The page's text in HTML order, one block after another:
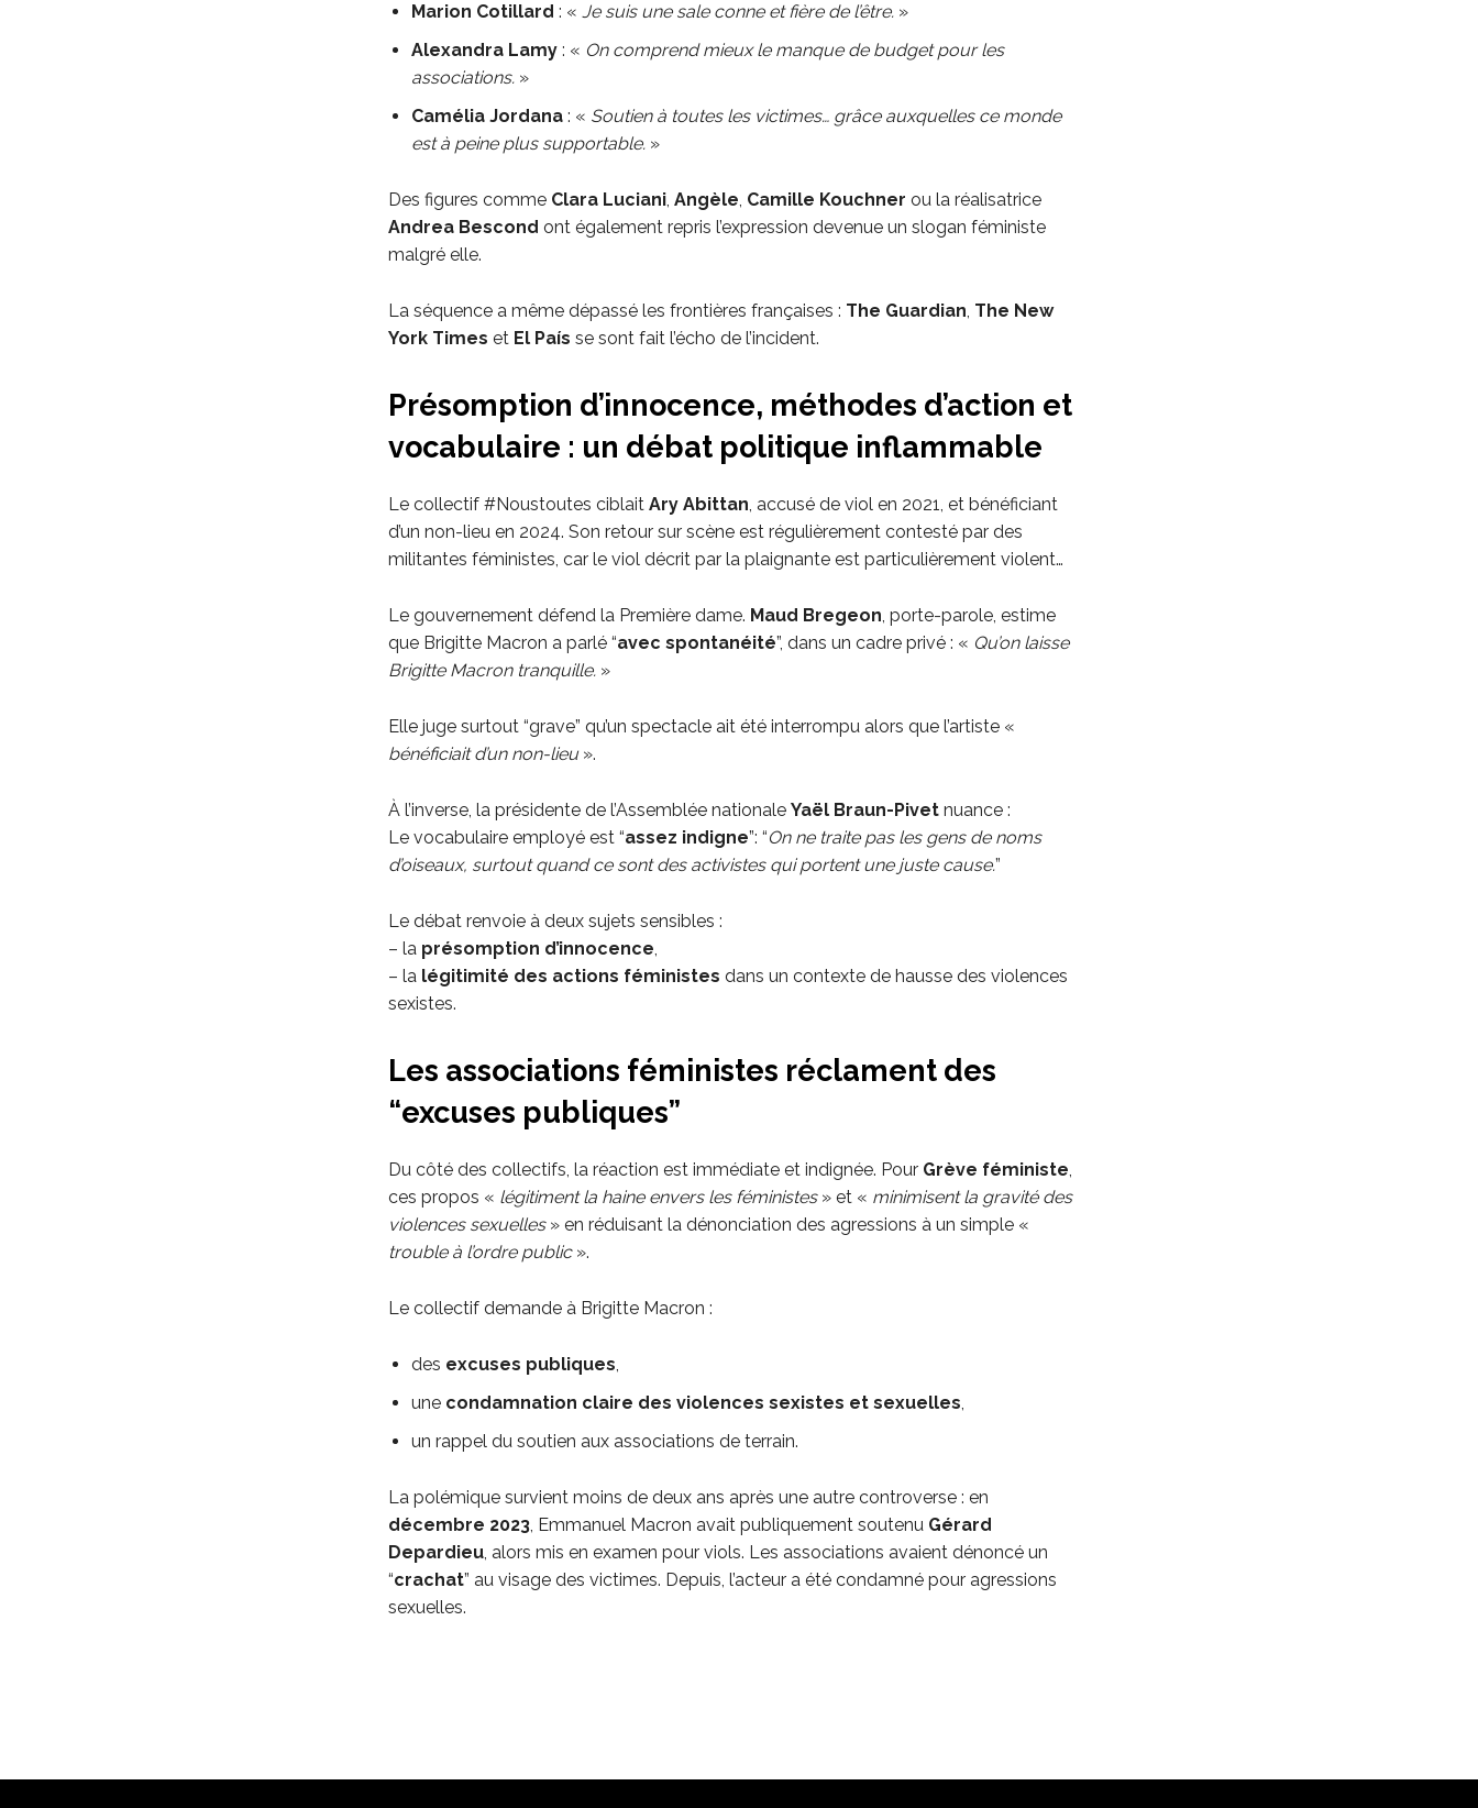
Marion Cotillard : « Je suis une sale conne et fière de l’être.»
Alexandra Lamy: « On comprend mieux le manque de budget pour les
associations.»
Camélia Jordana: « Soutien à toutes les victimes… grâce auxquelles ce monde
est à peine plus supportable.»
Des figures comme Clara Luciani, Angèle, Camille Kouchner ou la réalisatrice
Andrea Bescond ont également repris l’expression devenue un slogan féministe
malgré elle.
La séquence a même dépassé les frontières françaises : The Guardian, The New
York Times et El País se sont fait l’écho de l’incident.
Présomption d’innocence, méthodes d’action et
vocabulaire : un débat politique inflammable
Le collectif #Noustoutes ciblait Ary Abittan, accusé de viol en 2021, et bénéficiant
d’un non-lieu en 2024. Son retour sur scène est régulièrement contesté par des
militantes féministes, car le viol décrit par la plaignante est particulièrement violent…
Le gouvernement défend la Première dame. Maud Bregeon, porte-parole, estime
que Brigitte Macron a parlé “avec spontanéité”, dans un cadre privé : « Qu’on laisse
Brigitte Macron tranquille.»
Elle juge surtout “grave” qu’un spectacle ait été interrompu alors que l’artiste «
bénéficiait d’un non-lieu».
À l’inverse, la présidente de l’Assemblée nationale Yaël Braun-Pivetnuance :
Le vocabulaire employé est “assez indigne”: “On ne traite pas les gens de noms
d’oiseaux, surtout quand ce sont des activistes qui portent une juste cause.”
Le débat renvoie à deux sujets sensibles :
– la présomption d’innocence,
– la légitimité des actions féministes dans un contexte de hausse des violences
sexistes.
Les associations féministes réclament des
“excuses publiques”
Du côté des collectifs, la réaction est immédiate et indignée. Pour Grève féministe,
ces propos « légitiment la haine envers les féministes» et « minimisent la gravité des
violences sexuelles» en réduisant la dénonciation des agressions à un simple «
trouble à l’ordre public».
Le collectif demande à Brigitte Macron :
des excuses publiques,
une condamnation claire des violences sexistes et sexuelles,
un rappel du soutien aux associations de terrain.
La polémique survient moins de deux ans après une autre controverse : en
décembre 2023, Emmanuel Macron avait publiquement soutenu Gérard
Depardieu, alors mis en examen pour viols. Les associations avaient dénoncé un
“crachat” au visage des victimes. Depuis, l’acteur a été condamné pour agressions
sexuelles.